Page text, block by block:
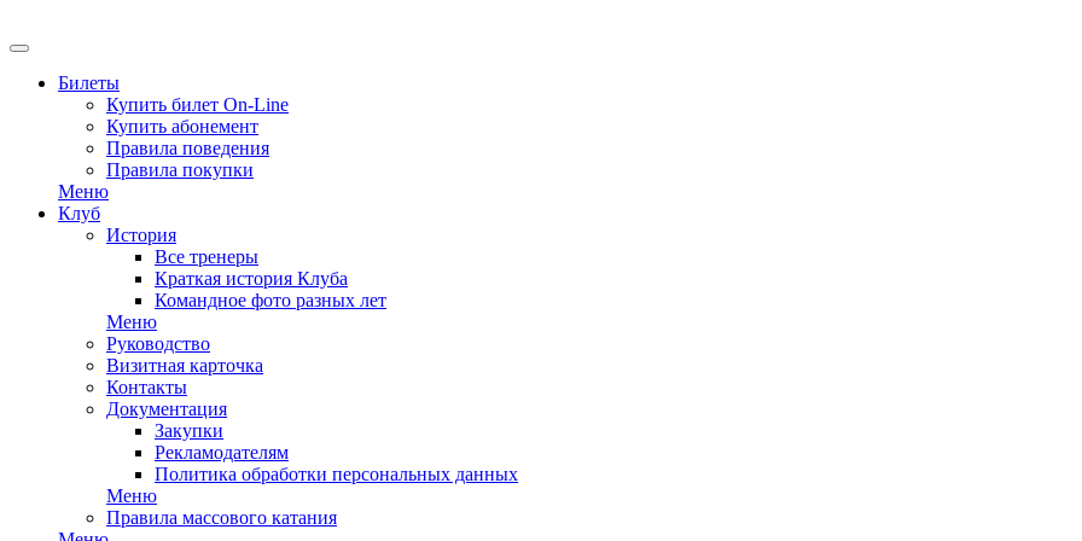
Билеты
Купить билет On-Line
Купить абонемент
Правила поведения
Правила покупки
Меню
Клуб
История
Все тренеры
Краткая история Клуба
Командное фото разных лет
Меню
Руководство
Визитная карточка
Контакты
Документация
Закупки
Рекламодателям
Политика обработки персональных данных
Меню
Правила массового катания